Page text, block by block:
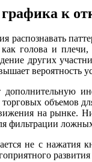
графика к
распознавать
как голова и
других
вероятность
объемов
на рынке.
фильтрации
не с нажатия